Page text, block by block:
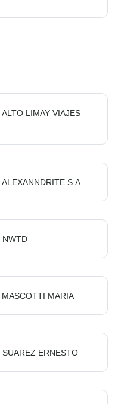
ALTO LIMAY VIAJES
ALEXANNDRITE S.A
NWTD
MASCOTTI MARIA
SUAREZ ERNESTO